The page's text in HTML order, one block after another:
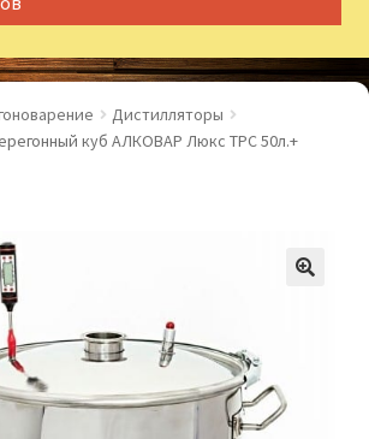
Дистилляторы
куб АЛКОВАР Люкс ТРС 50л.+